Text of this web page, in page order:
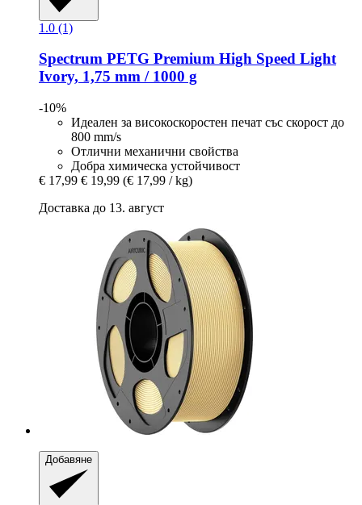
1.0 (1)
Spectrum PETG Premium High Speed Light
Ivory, 1,75 mm / 1000 g
-10%
Идеален за високоскоростен печат със скорост до
800 mm/s
Отлични механични свойства
Добра химическа устойчивост
€ 17,99 € 19,99 (€ 17,99 / kg)
Доставка до 13. август
Добавяне